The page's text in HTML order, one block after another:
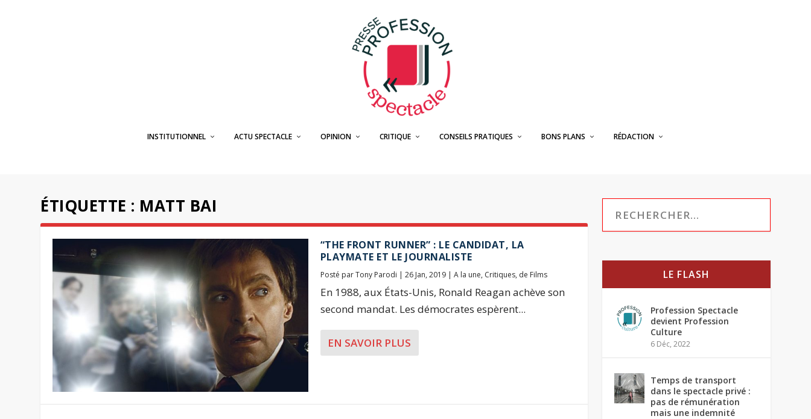
INSTITUTIONNEL ACTU SPECTACLE OPINION CRITIQUE CONSEILS PRATIQUES BONS PLANS RÉDACTION
ÉTIQUETTE : MATT BAI
“THE FRONT RUNNER” : LE CANDIDAT, LA
PLAYMATE ET LE JOURNALISTE
Posté parTony Parodi | 26 Jan, 2019| A la une, Critiques, de Films
En 1988, aux États-Unis, Ronald Reagan achève son
second mandat. Les démocrates espèrent...
EN SAVOIR PLUS
LE FLASH
Profession Spectacle
devient Profession
Culture
6 Déc, 2022
Temps de transport
dans le spectacle privé :
pas de rémunération
mais une indemnité